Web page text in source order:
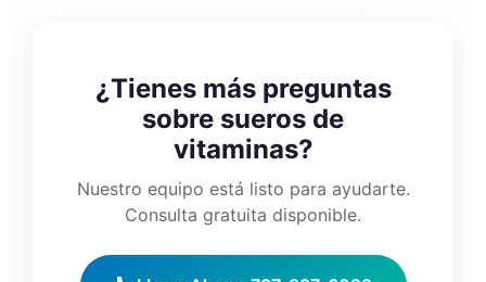
¿Tienes más preguntas
sobre sueros de
vitaminas?
Nuestro equipo está listo para ayudarte.
Consulta gratuita disponible.